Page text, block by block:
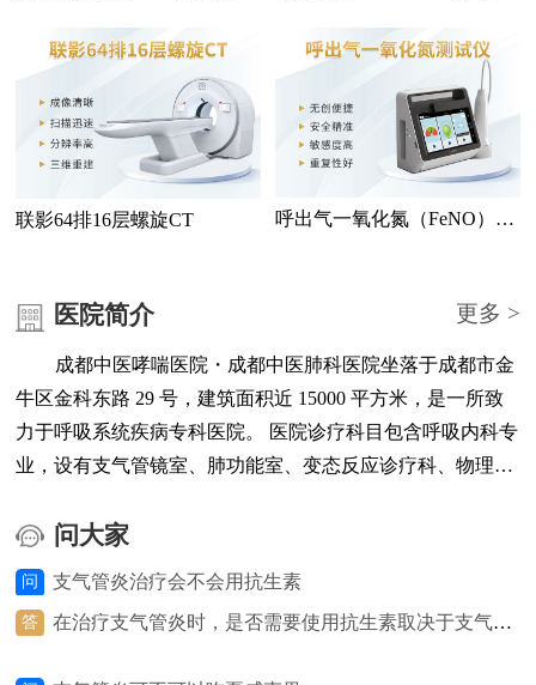
联影64排16层螺旋CT
呼出气一氧化氮（FeNO）测
医院简介 更多 >
成都中医哮喘医院・成都中医肺科医院坐落于成都市金
牛区金科东路 29 号，建筑面积近 15000 平方米，是一所致
力于呼吸系统疾病专科医院。 医院诊疗科目包含呼吸内科专
业，设有支气管镜室、肺功能室、变态反应诊疗科、物理治
心等科室与功能区域。 医院配备联影 64 排 16 层螺旋 CT、
联影数字放射成像系统（DR）、NSA800 全自动生化分析系
统、呼出气一氧化氮（FeNO）测定仪等医疗设备，并组建
有呼吸与危重症医学科、检验科、影像科、病理科等多学科
问大家
问 支气管炎治疗会不会用抗生素
答
在治疗支气管炎时，是否需要使用抗生素取决于支气管
的，医生可能会考虑使用抗生素来治疗。细菌感染通常